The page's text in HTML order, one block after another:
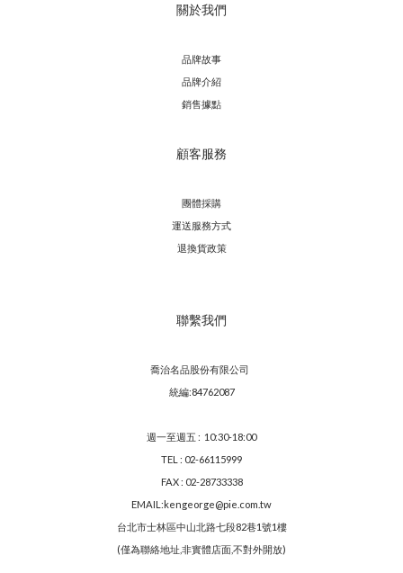
關於我們
品牌故事
品牌介紹
銷售據點
顧客服務
團體採購
運送服務方式
退換貨政策
聯繫我們
喬治名品股份有限公司
統編:84762087
週一至週五 : 10:30-18:00
TEL : 02-66115999
FAX : 02-28733338
EMAIL:kengeorge@pie.com.tw
台北市士林區中山北路七段82巷1號1樓
(僅為聯絡地址,非實體店面,不對外開放)